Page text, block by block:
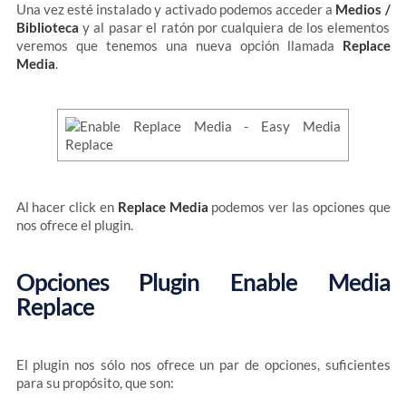
Una vez esté instalado y activado podemos acceder a Medios /
Biblioteca y al pasar el ratón por cualquiera de los elementos
veremos que tenemos una nueva opción llamada Replace
Media.
Al hacer click en Replace Media podemos ver las opciones que
nos ofrece el plugin.
Opciones Plugin Enable Media
Replace
El plugin nos sólo nos ofrece un par de opciones, suficientes
para su propósito, que son: